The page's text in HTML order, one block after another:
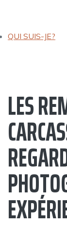
QUI SUIS-JE?
LES